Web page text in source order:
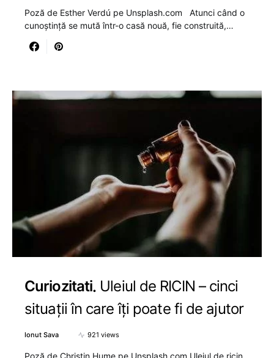
Poză de Esther Verdú pe Unsplash.com Atunci când o
cunoștință se mută într-o casă nouă, fie construită,…
Curiozitati Uleiul de RICIN – cinci
situații în care îți poate fi de ajutor
Ionut Sava 921 views